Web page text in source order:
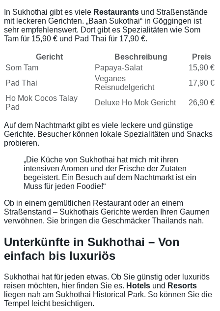
In Sukhothai gibt es viele Restaurants und Straßenstände
mit leckeren Gerichten. „Baan Sukothai“ in Göggingen ist
sehr empfehlenswert. Dort gibt es Spezialitäten wie Som
Tam für 15,90 € und Pad Thai für 17,90 €.
Gericht Beschreibung
Preis
Som Tam
Papaya-Salat
15,90 €
Pad Thai
Veganes
Reisnudelgericht
17,90 €
Ho Mok Cocos Talay
Pad
Deluxe Ho Mok Gericht 26,90 €
Auf dem Nachtmarkt gibt es viele leckere und günstige
Gerichte. Besucher können lokale Spezialitäten und Snacks
probieren.
„Die Küche von Sukhothai hat mich mit ihren
intensiven Aromen und der Frische der Zutaten
begeistert. Ein Besuch auf dem Nachtmarkt ist ein
Muss für jeden Foodie!“
Ob in einem gemütlichen Restaurant oder an einem
Straßenstand – Sukhothais Gerichte werden Ihren Gaumen
verwöhnen. Sie bringen die Geschmäcker Thailands nah.
Unterkünfte in Sukhothai – Von
einfach bis luxuriös
Sukhothai hat für jeden etwas. Ob Sie günstig oder luxuriös
reisen möchten, hier finden Sie es. Hotels und Resorts
liegen nah am Sukhothai Historical Park. So können Sie die
Tempel leicht besichtigen.